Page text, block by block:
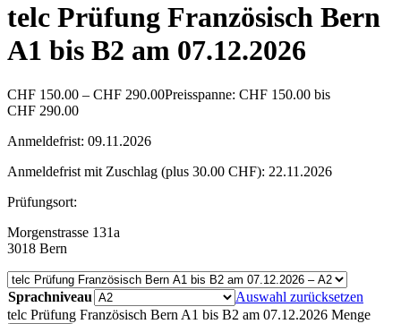
telc Prüfung Französisch Bern
A1 bis B2 am 07.12.2026
CHF 150.00 – CHF 290.00Preisspanne: CHF 150.00 bis
CHF 290.00
Anmeldefrist: 09.11.2026
Anmeldefrist mit Zuschlag (plus 30.00 CHF): 22.11.2026
Prüfungsort:
Morgenstrasse 131a
3018 Bern
Sprachniveau
Auswahl zurücksetzen
telc Prüfung Französisch Bern A1 bis B2 am 07.12.2026 Menge